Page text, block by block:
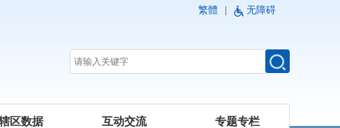
繁體 无障碍
区数据 互动交流 专题专栏